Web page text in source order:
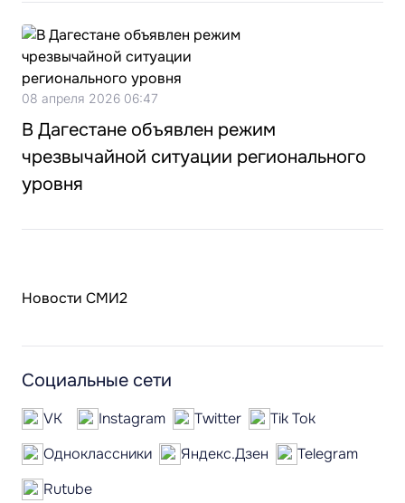
08 апреля 2026 06:47
В Дагестане объявлен режим
чрезвычайной ситуации регионального
уровня
Новости СМИ2
Социальные сети
VK Instagram Twitter
Tik Tok
Одноклассники
Яндекс.Дзен
Telegram
Rutube